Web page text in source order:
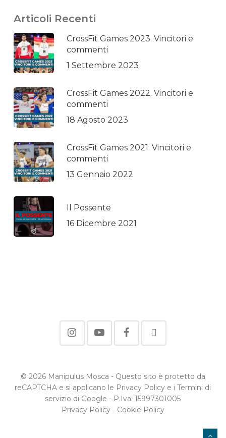
Articoli Recenti
CrossFit Games 2023. Vincitori e
commenti
1 Settembre 2023
CrossFit Games 2022. Vincitori e
commenti
18 Agosto 2023
CrossFit Games 2021. Vincitori e
commenti
13 Gennaio 2022
Il Possente
16 Dicembre 2021
© 2026 Manipulus Mosca - Questo sito è protetto da
reCAPTCHA e si applicano le Privacy Policy e i Termini di
servizio di Google - P.Iva: 15997301005
Privacy Policy- Cookie Policy